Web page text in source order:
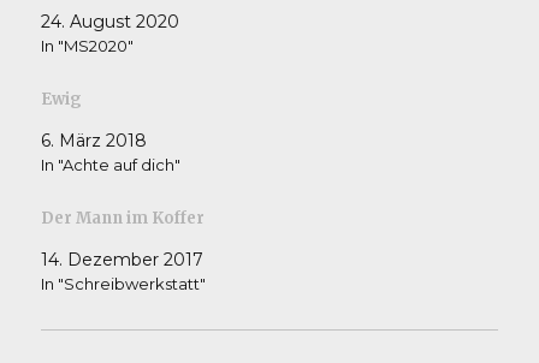
24. August 2020
In "MS2020"
Ewig
6. März 2018
In "Achte auf dich"
Der Mann im Koffer
14. Dezember 2017
In "Schreibwerkstatt"